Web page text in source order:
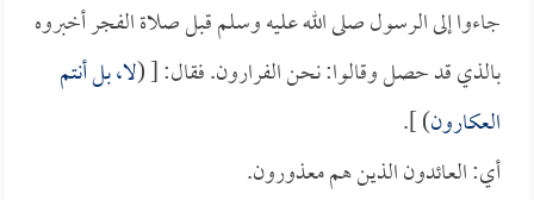
جاءوا إلى الرسول صلى الله عليه وسلم قبل صلاة الفجر أخبروه
بالذي قد حصل وقالوا: نحن الفرارون. فقال: [ (لا، بل أنتم
العكارون) ].
أي: العائدون الذين هم معذورون.